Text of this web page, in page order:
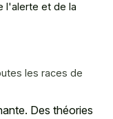
l'alerte et de la
les races de
Des théories